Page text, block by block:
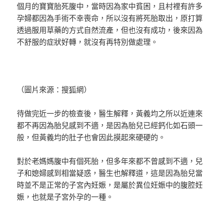
個月的寶寶胎死腹中，當時因為家中貧困，且村裡有許多
孕婦都因為手術不幸喪命，所以沒有將死胎取出，原打算
透過服用草藥的方式自然流產，但也沒有成功，後來因為
不舒服的症狀好轉，就沒有再特別做處理。
（圖片來源：搜狐網）
待做完近一步的檢查後，醫生解釋，黃義均之所以近連來
都不再因為胎兒感到不適，是因為胎兒已經鈣化如石頭一
般，但黃義均的肚子也會因此摸起來硬硬的。
對於老媽媽腹中有個死胎，但多年來都不曾感到不適，兒
子和媳婦感到相當疑惑，醫生也解釋道，這是因為胎兒當
時並不是正常的子宮內妊娠，是屬於異位妊娠中的腹腔妊
娠，也就是子宮外孕的一種。